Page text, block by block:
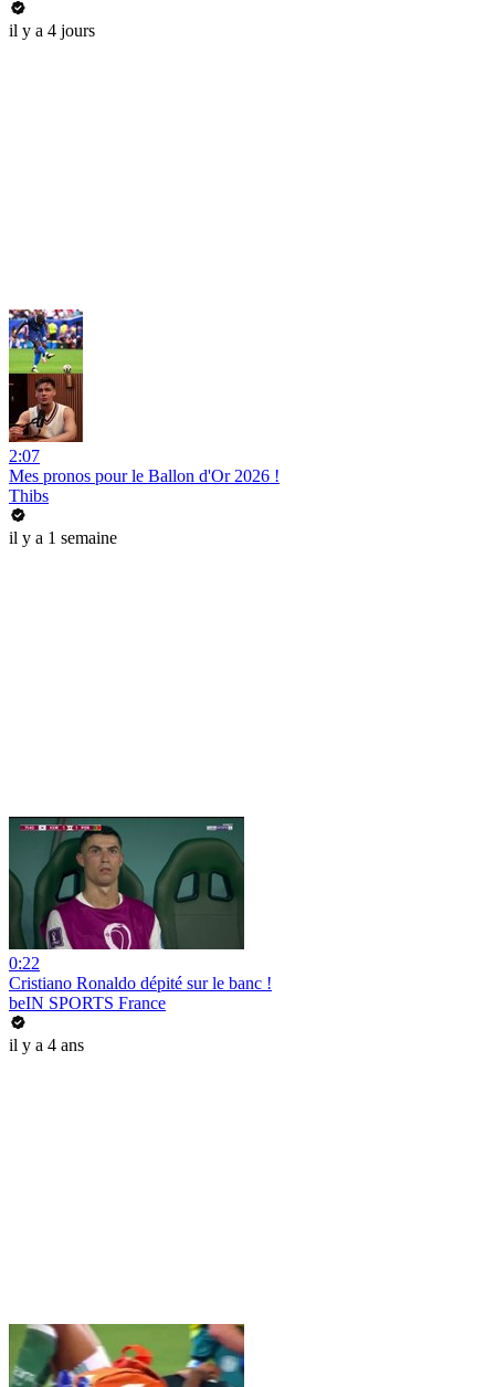
il y a 4 jours
2:07
Mes pronos pour le Ballon d'Or 2026 !
Thibs
il y a 1 semaine
0:22
Cristiano Ronaldo dépité sur le banc !
beIN SPORTS France
il y a 4 ans